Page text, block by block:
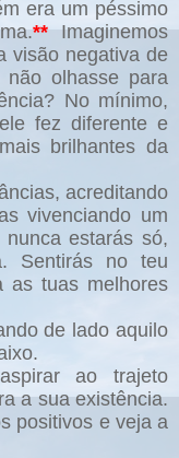
era um péssimo
** Imaginemos
visão negativa de
olhasse para
No mínimo,
fez diferente e
brilhantes da
acreditando
vivenciando um
estarás só,
Sentirás no teu
as tuas melhores
de lado aquilo
ao trajeto
a sua existência.
positivos e veja a